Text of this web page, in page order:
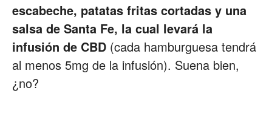
escabeche, patatas fritas cortadas y una
salsa de Santa Fe, la cual levará la
infusión de CBD (cada hamburguesa tendrá
al menos 5mg de la infusión). Suena bien,
¿no?